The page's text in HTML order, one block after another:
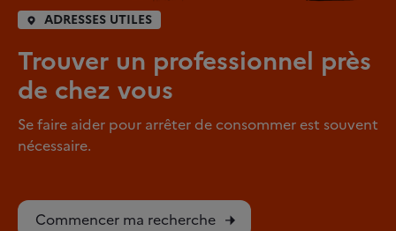
ADRESSES UTILES
Trouver un professionnel près
de chez vous
Se faire aider pour arrêter de consommer est souvent
nécessaire.
Commencer ma recherche